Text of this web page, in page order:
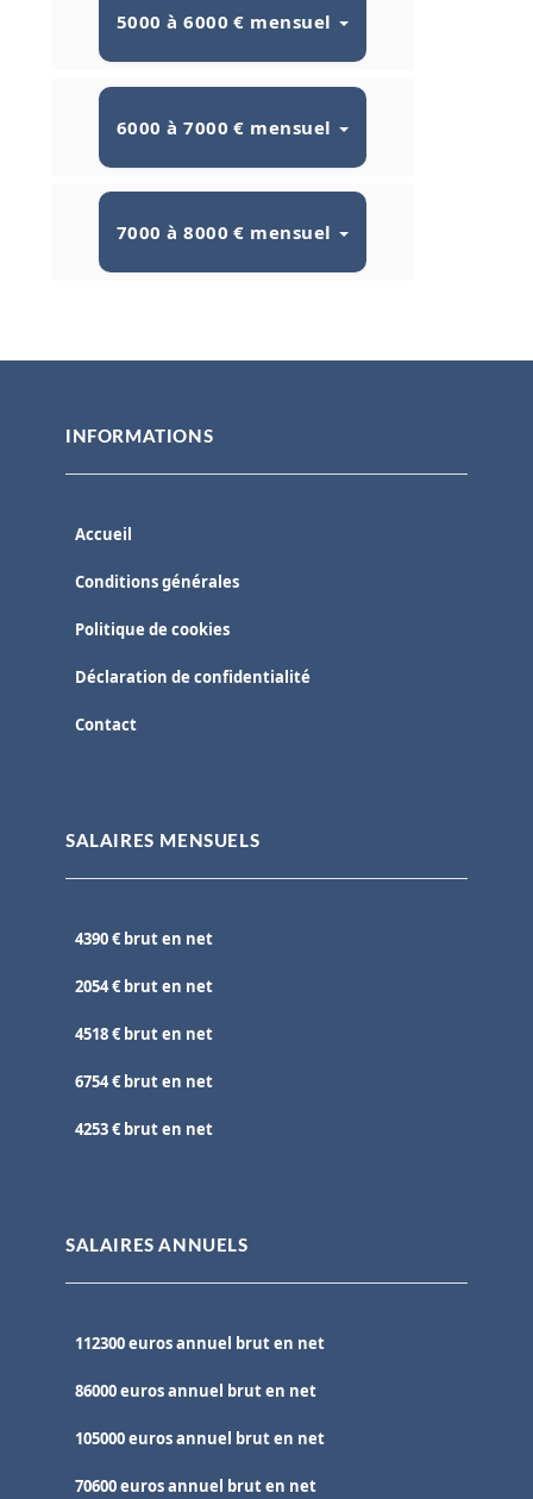
5000 à 6000 € mensuel
6000 à 7000 € mensuel
7000 à 8000 € mensuel
INFORMATIONS
Accueil
Conditions générales
Politique de cookies
Déclaration de confidentialité
Contact
SALAIRES MENSUELS
4390 € brut en net
2054 € brut en net
4518 € brut en net
6754 € brut en net
4253 € brut en net
SALAIRES ANNUELS
112300 euros annuel brut en net
86000 euros annuel brut en net
105000 euros annuel brut en net
70600 euros annuel brut en net